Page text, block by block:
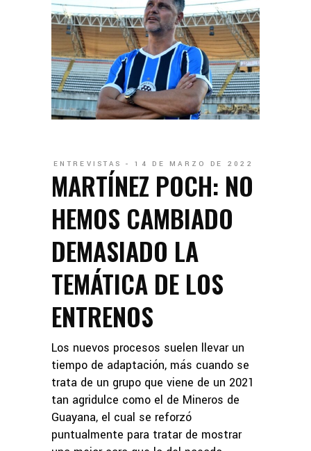
ENTREVISTAS 14 DE MARZO DE 2022
MARTÍNEZ POCH: NO
HEMOS CAMBIADO
DEMASIADO LA
TEMÁTICA DE LOS
ENTRENOS
Los nuevos procesos suelen llevar un
tiempo de adaptación, más cuando se
trata de un grupo que viene de un 2021
tan agridulce como el de Mineros de
Guayana, el cual se reforzó
puntualmente para tratar de mostrar